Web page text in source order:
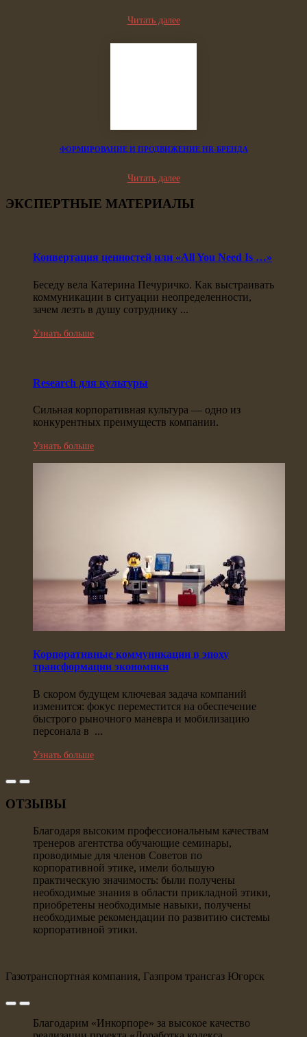
Читать далее
ФОРМИРОВАНИЕ И ПРОДВИЖЕНИЕ HR-БРЕНДА
Читать далее
ЭКСПЕРТНЫЕ МАТЕРИАЛЫ
Конвертация ценностей или «All You Need Is …»
Беседу вела Катерина Печуричко. Как выстраивать
коммуникации в ситуации неопределенности,
зачем лезть в душу сотруднику ...
Узнать больше
Research для культуры
Сильная корпоративная культура — одно из
конкурентных преимуществ компании.
Узнать больше
Корпоративные коммуникации в эпоху
трансформации экономики
В скором будущем ключевая задача компаний
изменится: фокус переместится на обеспечение
быстрого рыночного маневра и мобилизацию
персонала в ...
Узнать больше
ОТЗЫВЫ
Благодаря высоким профессиональным качествам
тренеров агентства обучающие семинары,
проводимые для членов Советов по
корпоративной этике, имели большую
практическую значимость: были получены
необходимые знания в области прикладной этики,
приобретены необходимые навыки, получены
необходимые рекомендации по развитию системы
корпоративной этики.
Газотранспортная компания, Газпром трансгаз Югорск
Благодарим «Инкорпоре» за высокое качество